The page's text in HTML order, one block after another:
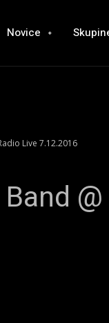
Novice
Live 7.12.2016
Band